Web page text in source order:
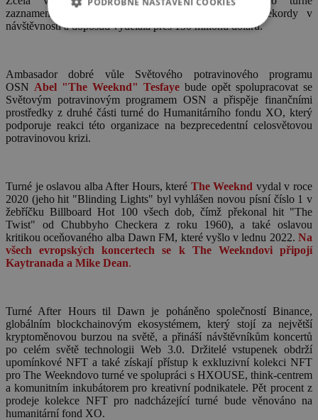
zaznamenala neuvěřitelný úspěch, když překonala rekordy v
návštěvnosti a doposud vydělala přes 130 milionů dolarů.
Ambasador dobré vůle Světového potravinového programu
OSN Abel "The Weeknd" Tesfaye bude opět spolupracovat se
Světovým potravinovým programem OSN a přispěje finančními
prostředky z druhé části turné do Humanitárního fondu XO, který
podporuje reakci této organizace na bezprecedentní celosvětovou
potravinovou krizi.
Turné je oslavou alba After Hours, které The Weeknd vydal v roce
2020 (jeho hit "Blinding Lights" byl vyhlášen novou písní číslo 1 v
žebříčku Billboard Hot 100 všech dob, čímž překonal hit "The
Twist" od Chubbyho Checkera z roku 1960), a také oslavou
kritikou oceňovaného alba Dawn FM, které vyšlo v lednu 2022. Na
všech evropských koncertech se k The Weekndovi připojí
Kaytranada a Mike Dean.
Turné After Hours til Dawn je poháněno společností Binance,
globálním blockchainovým ekosystémem, který stojí za největší
kryptoměnovou burzou na světě, a přináší návštěvníkům koncertů
po celém světě technologii Web 3.0. Držitelé vstupenek obdrží
upomínkové NFT a také získají přístup k exkluzivní kolekci NFT
pro The Weekndovo turné ve spolupráci s HXOUSE, think-centrem
a komunitním inkubátorem pro kreativní podnikatele. Pět procent z
prodeje kolekce NFT pro nadcházející turné bude věnováno na
humanitární fond XO.